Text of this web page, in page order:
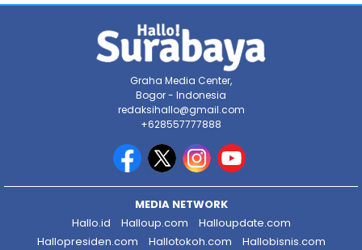
Graha Media Center,
Bogor - Indonesia
redaksihallo@gmail.com
+628557777888
MEDIA NETWORK
Hallo.id
Halloup.com
Halloupdate.com
Hallopresiden.com
Hallotokoh.com
Hallobisnis.com